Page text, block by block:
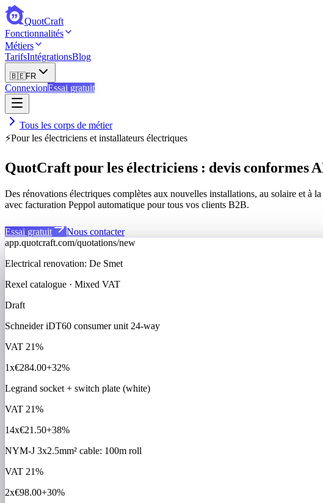
QuotCraft
Fonctionnalités
Métiers
TarifsIntégrationsBlog
🇧🇪FR
ConnexionEssai gratuit
Tous les corps de métier
⚡Pour les électriciens et installateurs électriques
QuotCraft pour les électriciens : devis conformes
Des rénovations électriques complètes aux nouvelles installations, au solaire et
avec facturation Peppol automatique pour tous vos clients B2B.
Essai gratuit
Nous contacter
app.quotcraft.com/quotations/new
Electrical renovation: De Smet
Rexel catalogue · Mixed VAT
Draft
Schneider iDT60 consumer unit 24-way
VAT 21%
1x€284.00+32%
Legrand socket + switch plate (white)
VAT 21%
14x€21.50+38%
NYM-J 3x2.5mm² cable: 100m roll
VAT 21%
2x€98.00+30%